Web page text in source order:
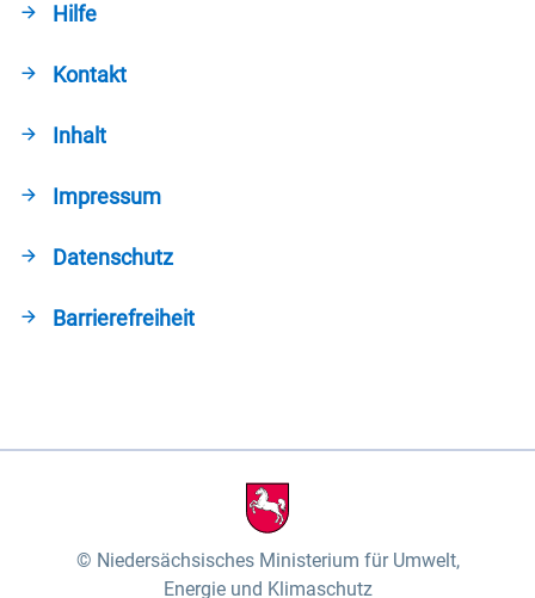
Hilfe
Kontakt
Inhalt
Impressum
Datenschutz
Barrierefreiheit
Niedersächsisches Ministerium für Umwelt,
Energie und Klimaschutz